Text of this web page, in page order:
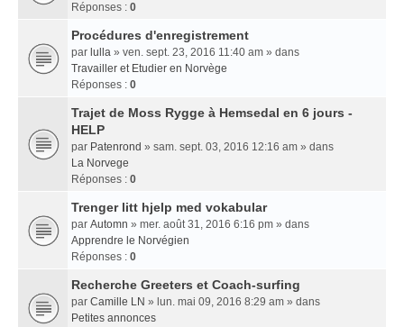
Réponses : 0
Procédures d'enregistrement
par lulla » ven. sept. 23, 2016 11:40 am » dans
Travailler et Etudier en Norvège
Réponses : 0
Trajet de Moss Rygge à Hemsedal en 6 jours -
HELP
par Patenrond » sam. sept. 03, 2016 12:16 am » dans
La Norvege
Réponses : 0
Trenger litt hjelp med vokabular
par Automn » mer. août 31, 2016 6:16 pm » dans
Apprendre le Norvégien
Réponses : 0
Recherche Greeters et Coach-surfing
par Camille LN » lun. mai 09, 2016 8:29 am » dans
Petites annonces